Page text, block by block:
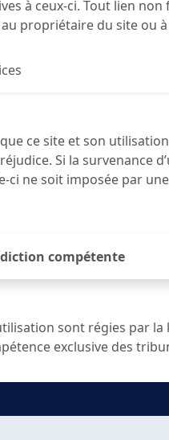
à ceux-ci. Tout lien
propriétaire du site ou
ce site et son
Si la
ci ne soit imposée par
compétente
sont régies par
exclusive des